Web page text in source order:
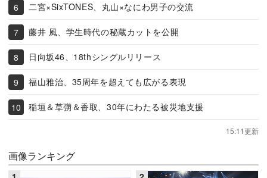
二宮×SixTONES、丸山×なにわ男子の交流
藤井 風、学生時代の秘蔵カットを公開
日向坂46、18thシングルリリース
福山雅治、35周年を超えても広がる表現
稲垣＆草彅＆香取、30年にわたる被災地支援
15:11更新
画像ランキング